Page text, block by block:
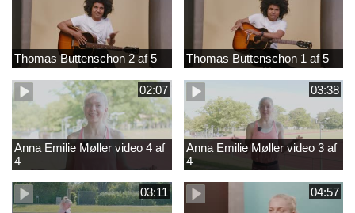
Thomas Buttenschon 2 af 5 Thomas Buttenschon 1 af 5
02:07
Anna Emilie Møller video 4 af
4
03:38
Anna Emilie Møller video 3 af
4
03:11 04:57